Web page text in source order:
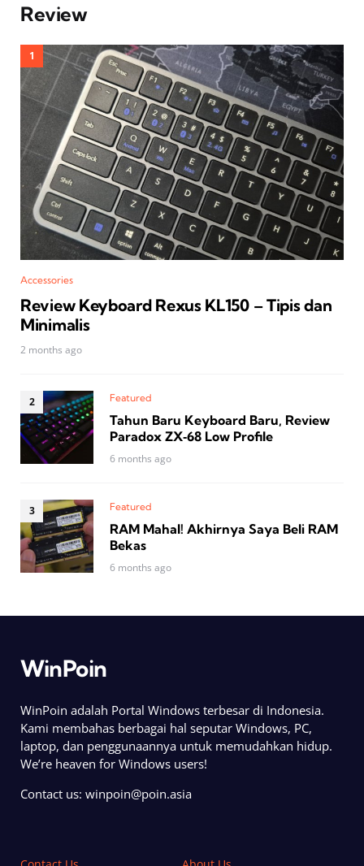
Review
Accessories
Review Keyboard Rexus KL150 – Tipis dan
Minimalis
2 months ago
Featured
Tahun Baru Keyboard Baru, Review
Paradox ZX‑68 Low Profile
6 months ago
Featured
RAM Mahal! Akhirnya Saya Beli RAM
Bekas
6 months ago
WinPoin
WinPoin adalah Portal Windows terbesar di Indonesia.
Kami membahas berbagai hal seputar Windows, PC,
laptop, dan penggunaannya untuk memudahkan hidup.
We’re heaven for Windows users!
Contact us: winpoin@poin.asia